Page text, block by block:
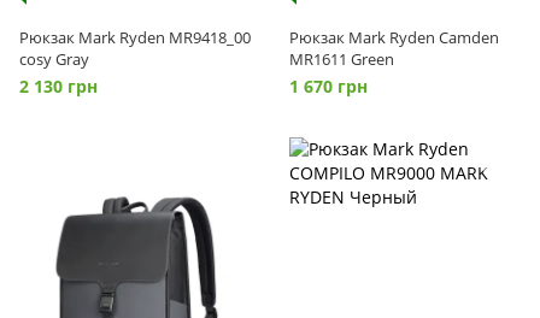
Рюкзак Mark Ryden MR9418_00
сosy Gray
2 130 грн
Рюкзак Mark Ryden Camden
MR1611 Green
1 670 грн